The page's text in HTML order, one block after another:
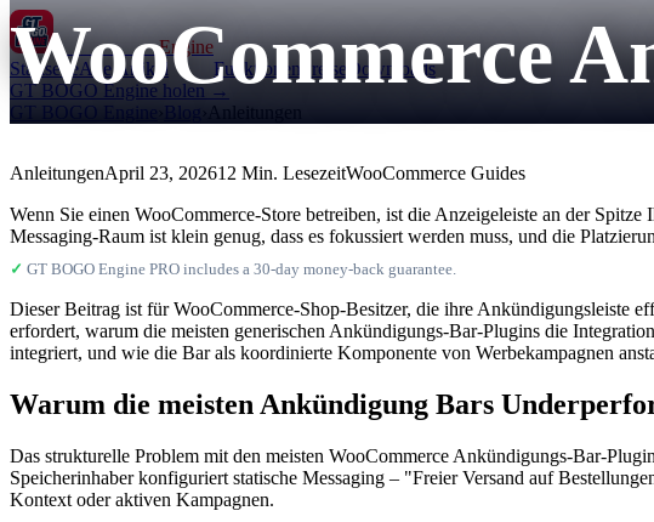
GT BOGOEngine
StartseiteAlle Artikel Funktionen Preise Downloads
GT BOGO Engine holen →
GT BOGO Engine ›Blog › Anleitungen
WooCommerce
AnleitungenApril 23, 202612 Min. LesezeitWooCommerce Guides
Wenn Sie einen WooCommerce-Store betreiben, ist die Anzeigeleiste an der
Messaging-Raum ist klein genug, dass es fokussiert werden muss, und die
✓ GT BOGO Engine PRO includes a 30-day money-back guarantee.
Dieser Beitrag ist für WooCommerce-Shop-Besitzer, die ihre Ankündigungsleiste
erfordert, warum die meisten generischen Ankündigungs-Bar-Plugins die
integriert, und wie die Bar als koordinierte Komponente von Werbekampagnen
Warum die meisten Ankündigung Bars
Das strukturelle Problem mit den meisten WooCommerce Ankündigungs-Bar-
Speicherinhaber konfiguriert statische Messaging – "Freier Versand auf
Kontext oder aktiven Kampagnen.